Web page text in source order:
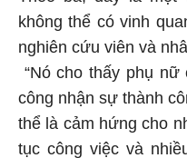
không thể có vinh
nghiên cứu viên và
“Nó cho thấy phụ
công nhận sự thành
thể là cảm hứng cho
tục công việc và